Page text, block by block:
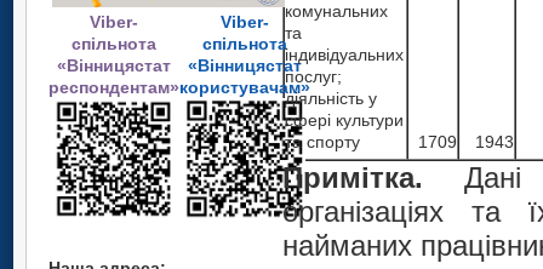
Viber-
спільнота
«Вінницястат
респондентам»
Viber-
спільнота
«Вінницястат
користувачам»
комунальних
та
індивідуальних
послуг;
діяльність у
сфері культури
та спорту
1709 1943
Примітка. Дані
організаціях та
найманих